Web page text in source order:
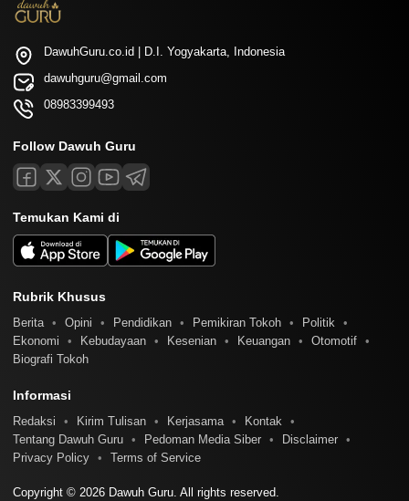
DawuhGuru.co.id | D.I. Yogyakarta, Indonesia
dawuhguru@gmail.com
08983399493
Follow Dawuh Guru
Temukan Kami di
Rubrik Khusus
Berita Opini Pendidikan Pemikiran Tokoh
Politik
Ekonomi
Kebudayaan Kesenian Keuangan
Otomotif
Biografi Tokoh
Informasi
Redaksi Kirim Tulisan Kerjasama
Kontak
Tentang Dawuh Guru
Pedoman Media Siber
Disclaimer
Privacy Policy
Terms of Service
Copyright © 2026 Dawuh Guru. All rights reserved.